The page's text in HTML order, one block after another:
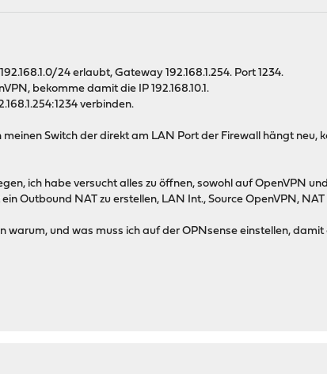
24 erlaubt, Gateway 192.168.1.254. Port 1234.
bekomme damit die IP 192.168.10.1.
verbinden.
Switch der direkt am LAN Port der Firewall hängt neu,
ich habe versucht alles zu öffnen, sowohl auf OpenVPN
Outbound NAT zu erstellen, LAN Int., Source OpenVPN,
warum, und was muss ich auf der OPNsense einstellen, damit